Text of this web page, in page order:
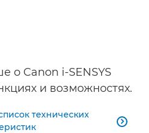
о Canon i-SENSYS
и возможностях.
технических
